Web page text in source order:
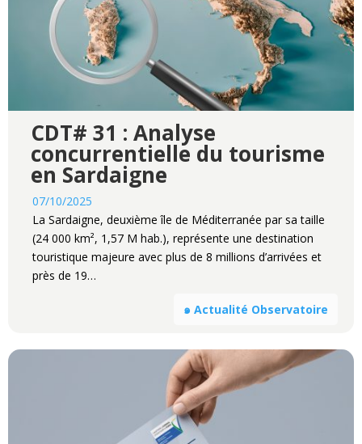
CDT# 31 : Analyse
concurrentielle du tourisme
en Sardaigne
07/10/2025
La Sardaigne, deuxième île de Méditerranée par sa taille
(24 000 km², 1,57 M hab.), représente une destination
touristique majeure avec plus de 8 millions d’arrivées et
près de 19…
๑ Actualité Observatoire